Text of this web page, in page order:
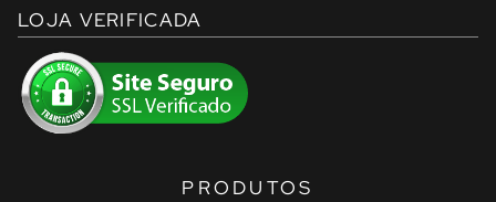
LOJA VERIFICADA
PRODUTOS